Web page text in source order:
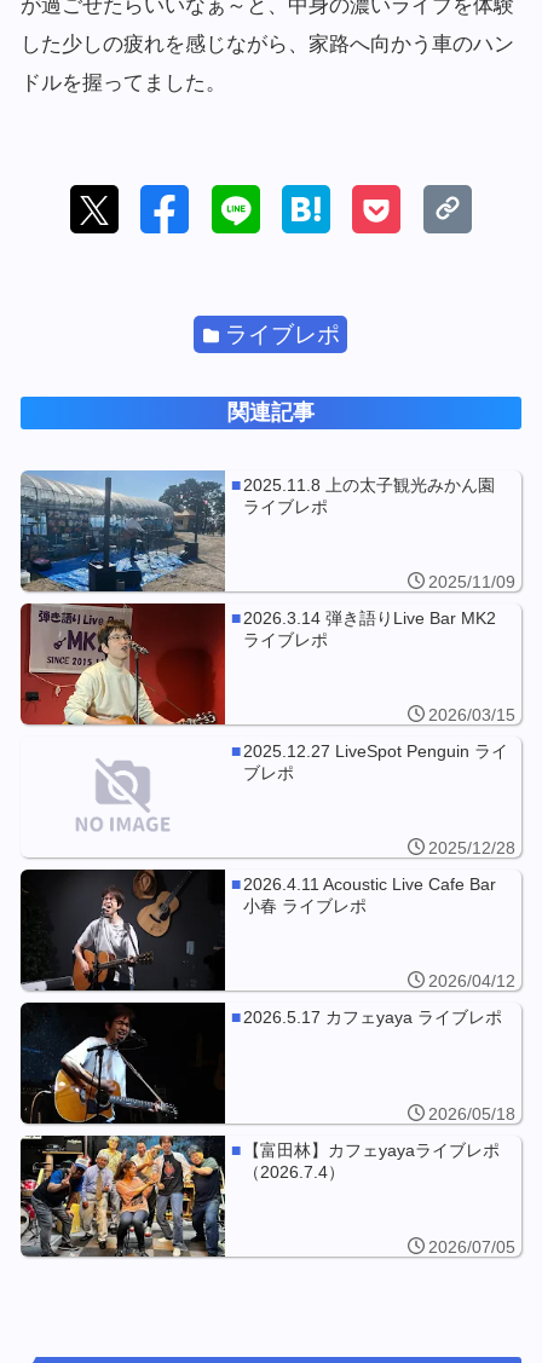
が過ごせたらいいなぁ～と、中身の濃いライブを体験
した少しの疲れを感じながら、家路へ向かう車のハン
ドルを握ってました。
ライブレポ
関連記事
2025.11.8 上の太子観光みかん園
ライブレポ
2025/11/09
2026.3.14 弾き語りLive Bar MK2
ライブレポ
2026/03/15
2025.12.27 LiveSpot Penguin ライ
ブレポ
2025/12/28
2026.4.11 Acoustic Live Cafe Bar
小春 ライブレポ
2026/04/12
2026.5.17 カフェyaya ライブレポ
2026/05/18
【富田林】カフェyayaライブレポ
（2026.7.4）
2026/07/05